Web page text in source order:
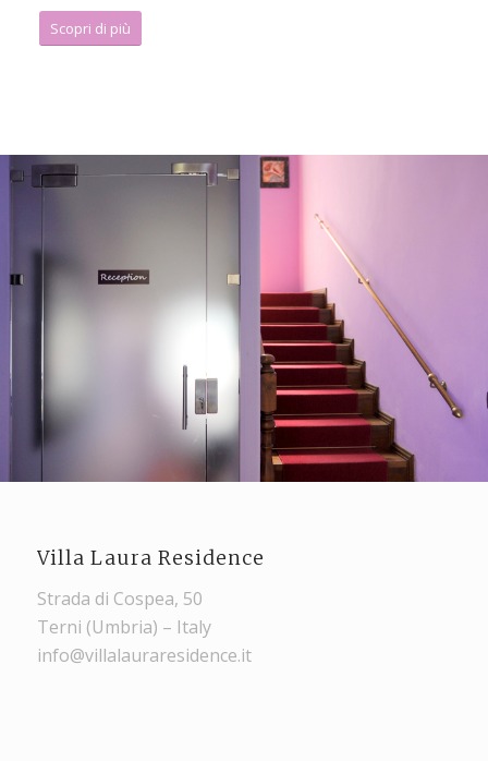
Scopri di più
Villa Laura Residence
Strada di Cospea, 50
Terni (Umbria) – Italy
info@villalauraresidence.it